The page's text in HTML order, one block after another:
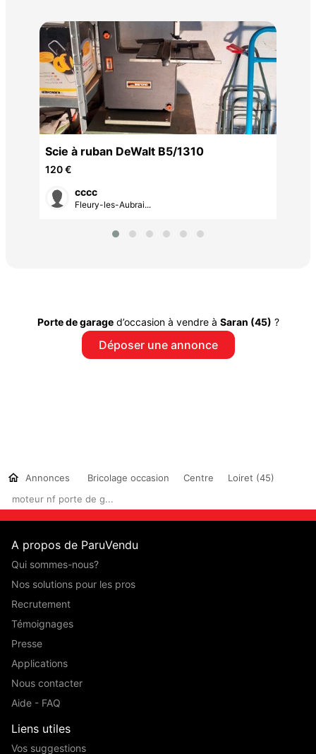
Scie à ruban DeWalt B5/1310
120 €
cccc
Fleury-les-Aubrai...
Porte de garaged’occasion à vendre à Saran (45) ?
Déposer une annonce
Annonces Bricolage occasion Centre
Loiret (45)
moteur nf porte de g...
A propos de ParuVendu
Qui sommes-nous?
Nos solutions pour les pros
Recrutement
Témoignages
Presse
Applications
Nous contacter
Aide - FAQ
Liens utiles
Vos suggestions